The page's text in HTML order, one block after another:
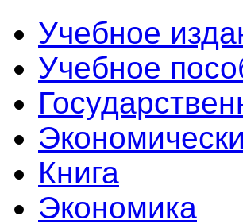
Учебное
Учебное
Книга
Экономика